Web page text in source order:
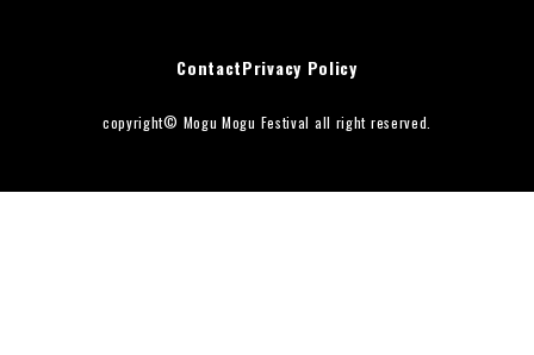
DJアーティスト
お知らせ
ContactPrivacy Policy
copyright© Mogu Mogu Festival all right reserved.